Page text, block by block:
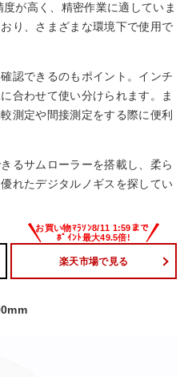
が高く、精密作業に適していま
り、さまざまな環境下で使用で
認できるのもポイント。インチ
合わせて使い分けられます。ま
測定や間接測定をする際に便利
るサムローラーを搭載し、柔ら
れたデジタルノギスを探してい
楽天市場で見る